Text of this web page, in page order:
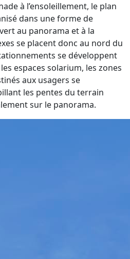
à l’ensoleillement, le plan
dans une forme de
au panorama et à la
se placent donc au nord du
se développent
espaces solarium, les zones
aux usagers se
les pentes du terrain
sur le panorama.